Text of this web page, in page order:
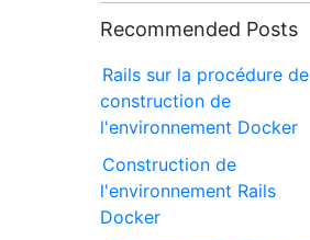
Recommended Posts
Rails sur la procédure de
construction de
l'environnement Docker
Construction de
l'environnement Rails
Docker